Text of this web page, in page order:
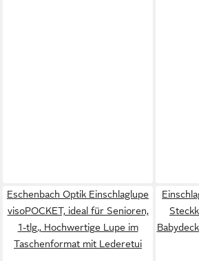
Eschenbach Optik Einschlaglupe
visoPOCKET, ideal für Senioren,
1-tlg., Hochwertige Lupe im
Taschenformat mit Lederetui